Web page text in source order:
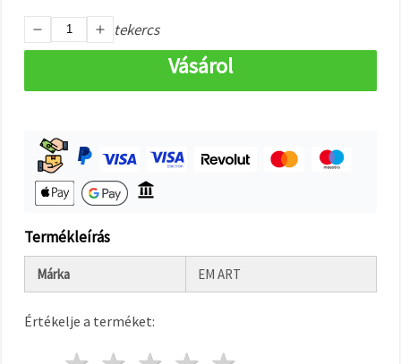
megadhatja
preferenciáit
az adott
és a
Fogadja
el
Beállítások
tekercs
Vásárol
Termékleírás
Márka EM ART
Értékelje a terméket: